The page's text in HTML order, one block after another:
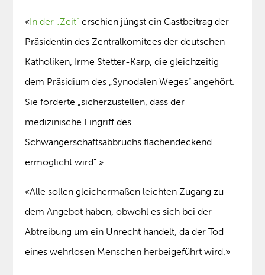
«In der „Zeit“ erschien jüngst ein Gastbeitrag der
Präsidentin des Zentralkomitees der deutschen
Katholiken, Irme Stetter-Karp, die gleichzeitig
dem Präsidium des „Synodalen Weges“ angehört.
Sie forderte „sicherzustellen, dass der
medizinische Eingriff des
Schwangerschaftsabbruchs flächendeckend
ermöglicht wird“.»
«Alle sollen gleichermaßen leichten Zugang zu
dem Angebot haben, obwohl es sich bei der
Abtreibung um ein Unrecht handelt, da der Tod
eines wehrlosen Menschen herbeigeführt wird.»